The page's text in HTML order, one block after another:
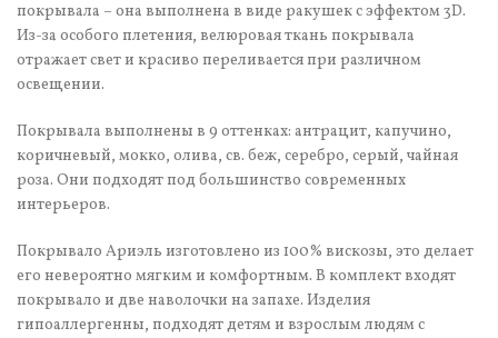
покрывала – она выполнена в виде ракушек с эффектом 3D.
Из-за особого плетения, велюровая ткань покрывала
отражает свет и красиво переливается при различном
освещении.
Покрывала выполнены в 9 оттенках: антрацит, капучино,
коричневый, мокко, олива, св. беж, серебро, серый, чайная
роза. Они подходят под большинство современных
интерьеров.
Покрывало Ариэль изготовлено из 100% вискозы, это делает
его невероятно мягким и комфортным. В комплект входят
покрывало и две наволочки на запахе. Изделия
гипоаллергенны, подходят детям и взрослым людям с